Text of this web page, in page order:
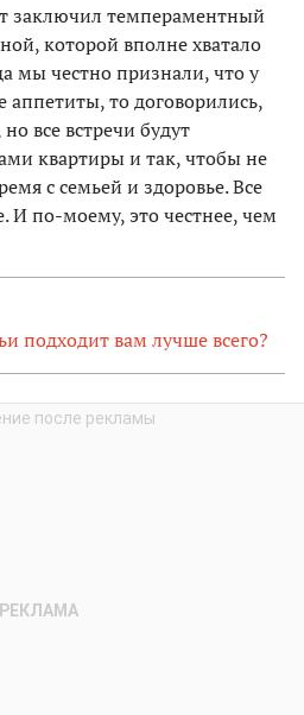
заключил темпераментный
которой вполне хватало
мы честно признали, что у
аппетиты, то договорились,
все встречи будут
квартиры и так, чтобы не
с семьей и здоровье. Все
И по-моему, это честнее, чем
подходит вам лучше всего?